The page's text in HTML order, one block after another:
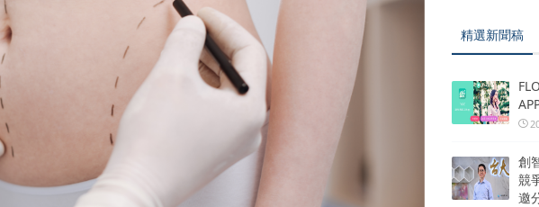
精選新聞稿
創
競
邀